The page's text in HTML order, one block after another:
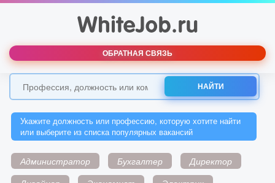
ОБРАТНАЯ СВЯЗЬ
НАЙТИ
Укажите должность или профессию, которую хотите найти
или выберите из списка популярных вакансий
Администратор Бухгалтер
Директор